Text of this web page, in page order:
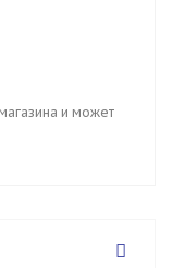
и может